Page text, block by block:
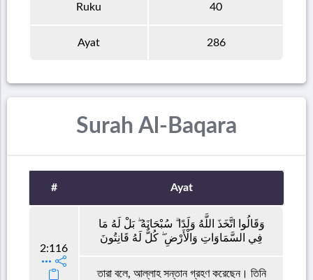
Ruku 40
Ayat 286
Surah Al-Baqara
# Ayat
2:116
وَقَالُوا اتَّخَذَ اللَّهُ وَلَدًا ۗ سُبْحَانَهُ ۖ بَلْ لَهُ مَا
فِي السَّمَاوَاتِ وَالْأَرْضِ ۖ كُلٌّ لَهُ قَانِتُونَ
তারা বলে, আল্লাহ সন্তান গ্রহণ করেছেন। তিনি